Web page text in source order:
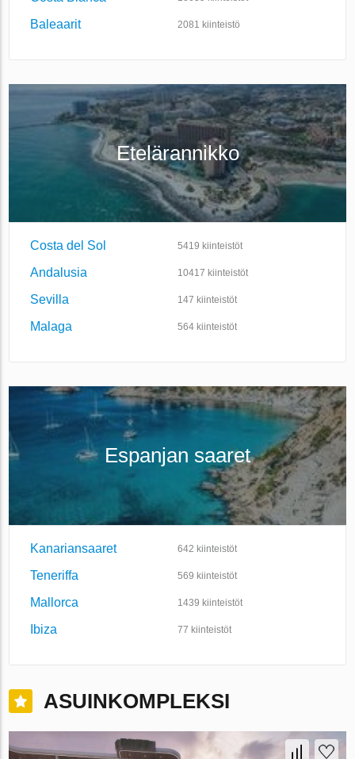
Baleaarit 2081 kiinteistö
Etelärannikko
Costa del Sol 5419 kiinteistöt
Andalusia 10417 kiinteistöt
Sevilla 147 kiinteistöt
Malaga 564 kiinteistöt
Espanjan saaret
Kanariansaaret 642 kiinteistöt
Teneriffa 569 kiinteistöt
Mallorca 1439 kiinteistöt
Ibiza 77 kiinteistöt
ASUINKOMPLEKSI